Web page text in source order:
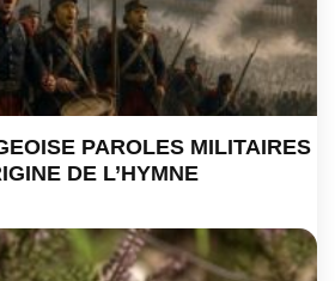
PAROLES MILITAIRES
DE L’HYMNE